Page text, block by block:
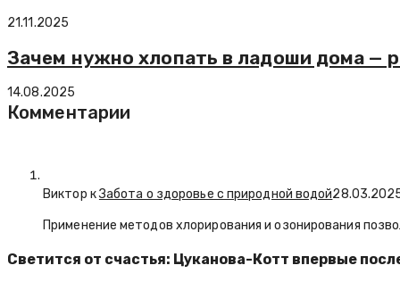
21.11.2025
Зачем нужно хлопать в ладоши дома —
14.08.2025
Комментарии
Виктор кЗабота о здоровье с природной водой
Применение методов хлорирования и озонирования
Светится от счастья: Цуканова-Котт впервые